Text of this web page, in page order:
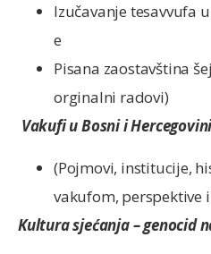
Izučavanje tesavvufa
e
Pisana zaostavština
orginalni radovi)
Vakufi u Bosni i
(Pojmovi, institucije,
vakufom, perspektive
Kultura sjećanja – genocid